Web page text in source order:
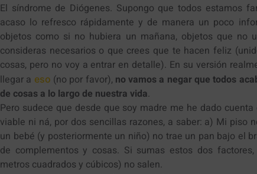
El síndrome de Diógenes. Supongo que todos estamos
acaso lo refresco rápidamente y de manera un poco
objetos como si no hubiera un mañana, objetos que no
consideras necesarios o que crees que te hacen feliz
cosas, pero no voy a entrar en detalle). En su versión
llegar a eso (no por favor), no vamos a negar que todos
de cosas a lo largo de nuestra vida.
Pero sudece que desde que soy madre me he dado
viable ni ná, por dos sencillas razones, a saber: a) Mi piso
un bebé (y posteriormente un niño) no trae un pan bajo el
de complementos y cosas. Si sumas estos dos
metros cuadrados y cúbicos) no salen.